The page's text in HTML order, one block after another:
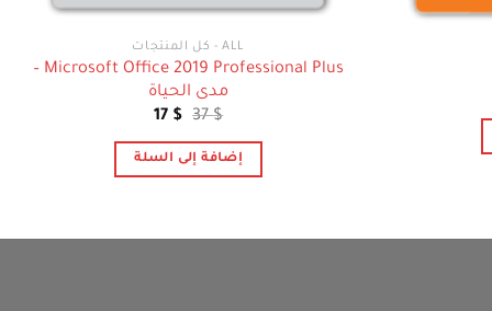
ALL - كل المنتجات
Microsoft Office 2019 Professional Plus –
مدى الحياة
37$
السعر
هو:
37 $.
17 $
السعر
هو:
إضافة إلى السلة